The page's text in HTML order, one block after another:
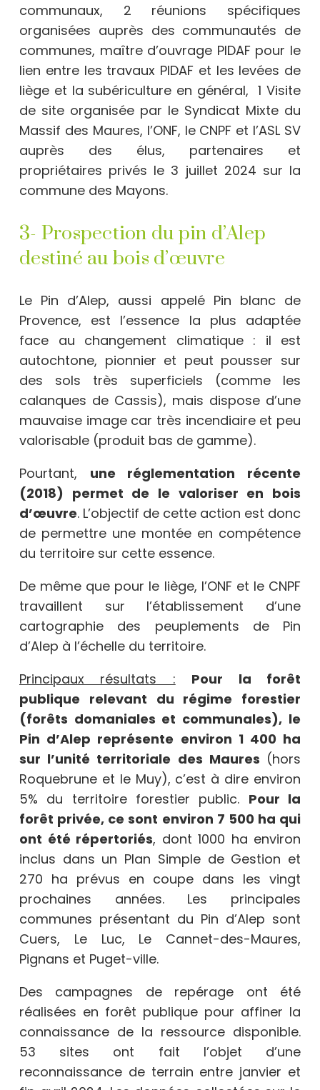
communaux, 2 réunions spécifiques
organisées auprès des communautés de
communes, maître d’ouvrage PIDAF pour le
lien entre les travaux PIDAF et les levées de
liège et la subériculture en général, 1 Visite
de site organisée par le Syndicat Mixte du
Massif des Maures, l’ONF, le CNPF et l’ASL SV
auprès des élus, partenaires et
propriétaires privés le 3 juillet 2024 sur la
commune des Mayons.
3- Prospection du pin d’Alep
destiné au bois d’œuvre
Le Pin d’Alep, aussi appelé Pin blanc de
Provence, est l’essence la plus adaptée
face au changement climatique : il est
autochtone, pionnier et peut pousser sur
des sols très superficiels (comme les
calanques de Cassis), mais dispose d’une
mauvaise image car très incendiaire et peu
valorisable (produit bas de gamme).
Pourtant, une réglementation récente
(2018) permet de le valoriser en bois
d’œuvre. L’objectif de cette action est donc
de permettre une montée en compétence
du territoire sur cette essence.
De même que pour le liège, l’ONF et le CNPF
travaillent sur l’établissement d’une
cartographie des peuplements de Pin
d’Alep à l’échelle du territoire.
Principaux résultats :
Pour la forêt
publique relevant du régime forestier
(forêts domaniales et communales), le
Pin d’Alep représente environ 1 400 ha
sur l’unité territoriale des Maures (hors
Roquebrune et le Muy), c’est à dire environ
5% du territoire forestier public. Pour la
forêt privée, ce sont environ 7 500 ha qui
ont été répertoriés, dont 1000 ha environ
inclus dans un Plan Simple de Gestion et
270 ha prévus en coupe dans les vingt
prochaines années. Les principales
communes présentant du Pin d’Alep sont
Cuers, Le Luc, Le Cannet-des-Maures,
Pignans et Puget-ville.
Des campagnes de repérage ont été
réalisées en forêt publique pour affiner la
connaissance de la ressource disponible.
53 sites ont fait l’objet d’une
reconnaissance de terrain entre janvier et